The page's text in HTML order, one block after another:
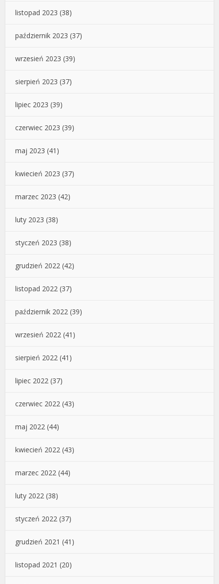
listopad 2023 (38)
październik 2023 (37)
wrzesień 2023 (39)
sierpień 2023 (37)
lipiec 2023 (39)
czerwiec 2023 (39)
maj 2023 (41)
kwiecień 2023 (37)
marzec 2023 (42)
luty 2023 (38)
styczeń 2023 (38)
grudzień 2022 (42)
listopad 2022 (37)
październik 2022 (39)
wrzesień 2022 (41)
sierpień 2022 (41)
lipiec 2022 (37)
czerwiec 2022 (43)
maj 2022 (44)
kwiecień 2022 (43)
marzec 2022 (44)
luty 2022 (38)
styczeń 2022 (37)
grudzień 2021 (41)
listopad 2021 (20)